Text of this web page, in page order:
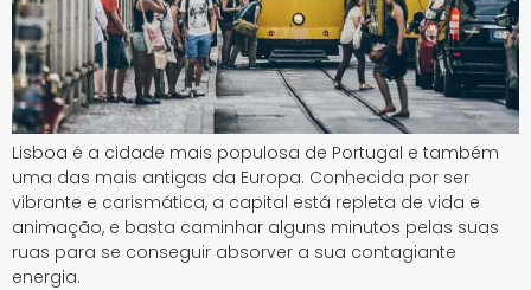
Lisboa é a cidade mais populosa de Portugal e também
uma das mais antigas da Europa. Conhecida por ser
vibrante e carismática, a capital está repleta de vida e
animação, e basta caminhar alguns minutos pelas suas
ruas para se conseguir absorver a sua contagiante
energia.